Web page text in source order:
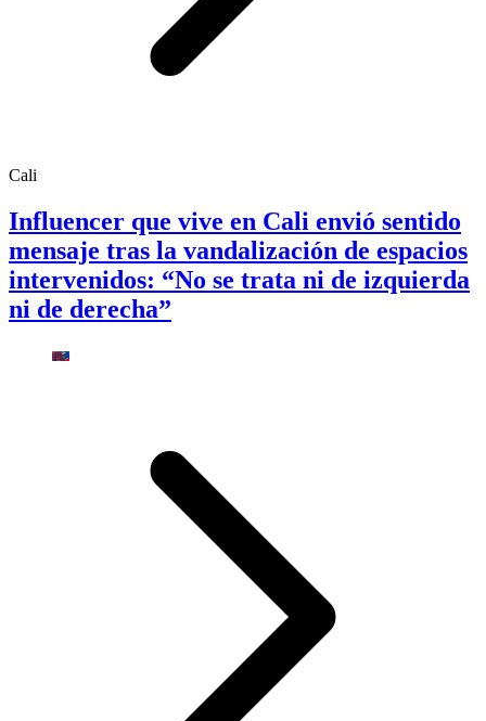
Cali
Influencer que vive en Cali envió sentido
mensaje tras la vandalización de espacios
intervenidos: “No se trata ni de izquierda
ni de derecha”